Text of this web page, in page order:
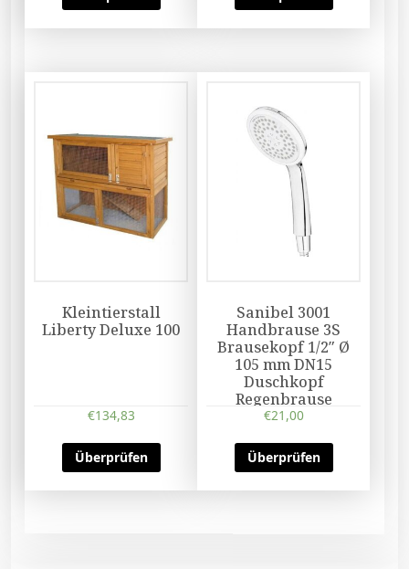
Kleintierstall
Liberty Deluxe 100
€134,83
Überprüfen
Sanibel 3001
Handbrause 3S
Brausekopf 1/2″ Ø
105 mm DN15
Duschkopf
Regenbrause
€21,00
Überprüfen